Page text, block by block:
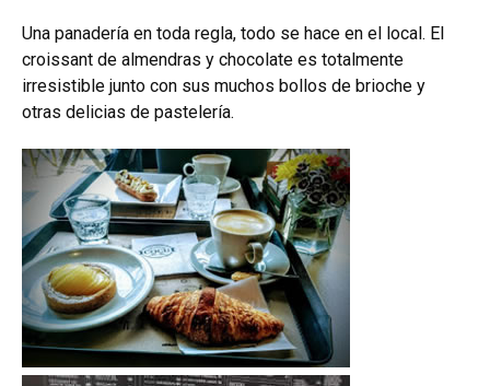
Una panadería en toda regla, todo se hace en el local. El
croissant de almendras y chocolate es totalmente
irresistible junto con sus muchos bollos de brioche y
otras delicias de pastelería.